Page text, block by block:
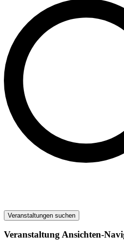
Veranstaltungen suchen
Veranstaltung Ansichten-